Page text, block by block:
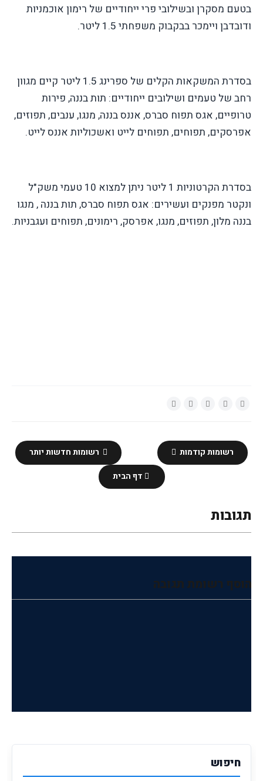
בטעם מסקרן ובשילובי פרי ייחודיים של רימון אוכמניות
ודובדבן ויימכר בבקבוק משפחתי 1.5 ליטר.
בסדרת המשקאות הקלים של ספרינג 1.5 ליטר קיים מגוון
רחב של טעמים ושילובים ייחודיים: תות בננה, פירות
טרופיים, אגס תפוח סברס, אננס בננה, מנגו, ענבים, תפוזים,
אפרסקים, תפוחים, תפוחים לייט ואשכוליות אננס לייט.
בסדרת הקרטוניות 1 ליטר ניתן למצוא 10 טעמי משק"ל
ונקטר מפנקים ועשירים: אגס תפוח סברס, תות בננה , מנגו
בננה מלון, תפוזים, מנגו, אפרסק, רימונים, תפוחים ועגבניות.
רשומות חדשות יותר רשומות קודמות
דף הבית
תגובות
הוסף רשומת תגובה
חיפוש